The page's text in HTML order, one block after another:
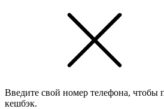
Введите свой номер телефона, чтобы
кешбэк.